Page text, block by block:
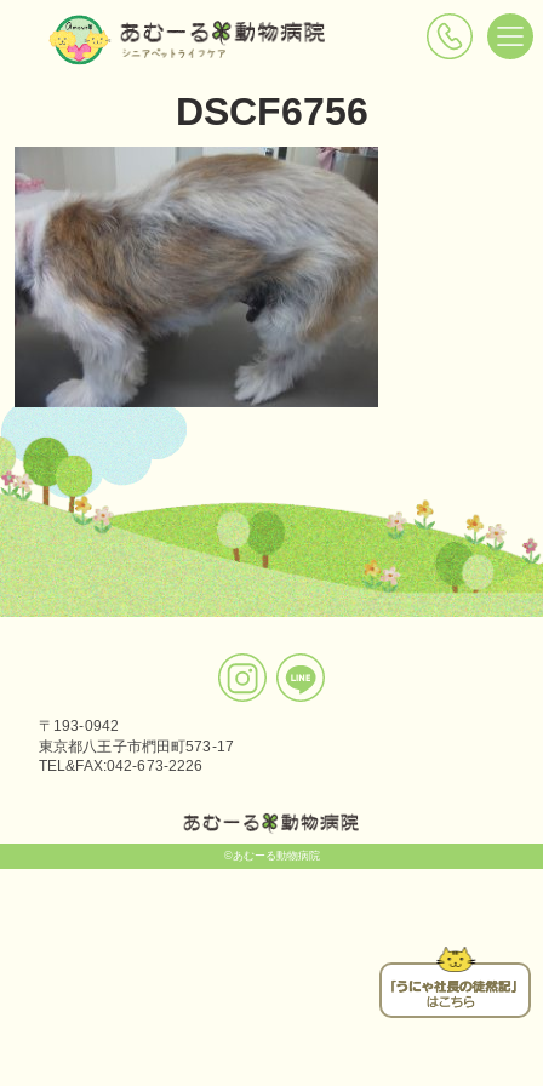
DSCF6756
〒193-0942
東京都八王子市椚田町573-17
TEL&FAX:042-673-2226
©あむーる動物病院